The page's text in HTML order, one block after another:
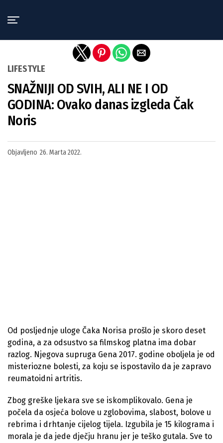
LIFESTYLE
SNAŽNIJI OD SVIH, ALI NE I OD
GODINA: Ovako danas izgleda Čak
Noris
Objavljeno 26. Marta 2022.
Od posljednje uloge Čaka Norisa prošlo je skoro deset
godina, a za odsustvo sa filmskog platna ima dobar
razlog. Njegova supruga Gena 2017. godine oboljela je od
misteriozne bolesti, za koju se ispostavilo da je zapravo
reumatoidni artritis.
Zbog greške ljekara sve se iskomplikovalo. Gena je
počela da osjeća bolove u zglobovima, slabost, bolove u
rebrima i drhtanje cijelog tijela. Izgubila je 15 kilograma i
morala je da jede dječju hranu jer je teško gutala. Sve to